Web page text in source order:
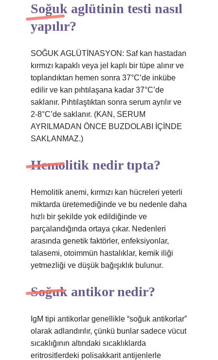
Soğuk aglütinin testi nasıl
yapılır?
SOĞUK AGLÜTİNASYON: Saf kan hastadan
kırmızı kapaklı veya jel kaplı bir tüpe alınır ve
toplandıktan hemen sonra 37°C’de inkübe
edilir ve kan pıhtılaşana kadar 37°C’de
saklanır. Pıhtılaştıktan sonra serum ayrılır ve
2-8°C’de saklanır. (KAN, SERUM
AYRILMADAN ÖNCE BUZDOLABI İÇİNDE
SAKLANMAZ.)
Hemolitik nedir tıpta?
Hemolitik anemi, kırmızı kan hücreleri yeterli
miktarda üretemediğinde ve bu nedenle daha
hızlı bir şekilde yok edildiğinde ve
parçalandığında ortaya çıkar. Nedenleri
arasında genetik faktörler, enfeksiyonlar,
talasemi, otoimmün hastalıklar, kemik iliği
yetmezliği ve düşük bağışıklık bulunur.
Soğuk antikor nedir?
IgM tipi antikorlar genellikle “soğuk antikorlar”
olarak adlandırılır, çünkü bunlar sadece vücut
sıcaklığının altındaki sıcaklıklarda
eritrositlerdeki polisakkarit antijenlerle